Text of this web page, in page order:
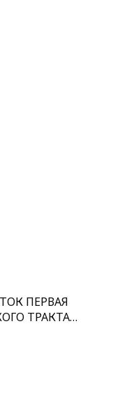
ПЕРВАЯ
ТРАКТА